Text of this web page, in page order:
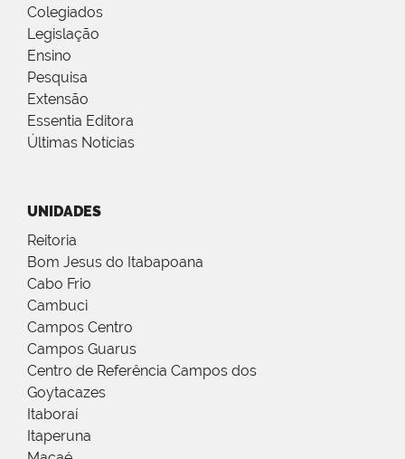
Colegiados
Legislação
Ensino
Pesquisa
Extensão
Essentia Editora
Últimas Notícias
UNIDADES
Reitoria
Bom Jesus do Itabapoana
Cabo Frio
Cambuci
Campos Centro
Campos Guarus
Centro de Referência Campos dos
Goytacazes
Itaboraí
Itaperuna